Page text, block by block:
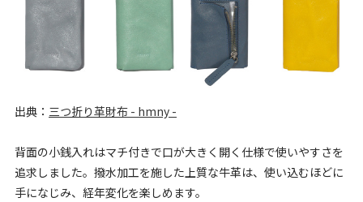
出典： 三つ折り革財布 - hmny -
背面の小銭入れはマチ付きで口が大きく開く仕様で使いやすさを
追求しました。撥水加工を施した上質な牛革は、使い込むほどに
手になじみ、経年変化を楽しめます。